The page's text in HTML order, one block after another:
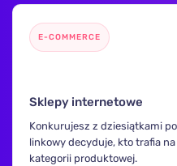
E-COMMERCE
Sklepy internetowe
Konkurujesz z dziesiątkami
linkowy decyduje, kto trafia
kategorii produktowej.